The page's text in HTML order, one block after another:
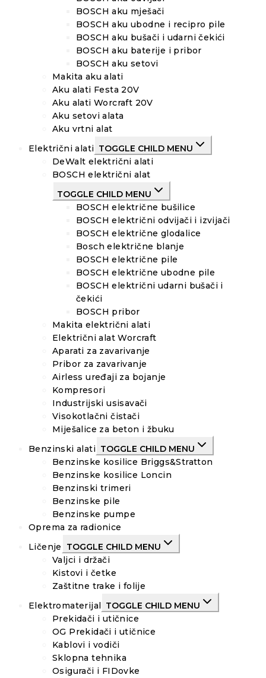
BOSCH aku mješači
BOSCH aku ubodne i recipro pile
BOSCH aku bušači i udarni čekići
BOSCH aku baterije i pribor
BOSCH aku setovi
Makita aku alati
Aku alati Festa 20V
Aku alati Worcraft 20V
Aku setovi alata
Aku vrtni alat
Električni alati TOGGLE CHILD MENU
DeWalt električni alati
BOSCH električni alat
TOGGLE CHILD MENU
BOSCH električne bušilice
BOSCH električni odvijači i izvijači
BOSCH električne glodalice
Bosch električne blanje
BOSCH električne pile
BOSCH električne ubodne pile
BOSCH električni udarni bušači i
čekići
BOSCH pribor
Makita električni alati
Električni alat Worcraft
Aparati za zavarivanje
Pribor za zavarivanje
Airless uređaji za bojanje
Kompresori
Industrijski usisavači
Visokotlačni čistači
Miješalice za beton i žbuku
Benzinski alati TOGGLE CHILD MENU
Benzinske kosilice Briggs&Stratton
Benzinske kosilice Loncin
Benzinski trimeri
Benzinske pile
Benzinske pumpe
Oprema za radionice
Ličenje
TOGGLE CHILD MENU
Valjci i držači
Kistovi i četke
Zaštitne trake i folije
Elektromaterijal
TOGGLE CHILD MENU
Prekidači i utičnice
OG Prekidači i utičnice
Kablovi i vodiči
Sklopna tehnika
Osigurači i FIDovke